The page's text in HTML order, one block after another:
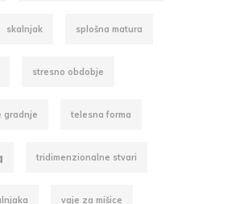
skalnjak splošna matura
stresno obdobje
gradnje telesna forma
tridimenzionalne stvari
vaje za mišice